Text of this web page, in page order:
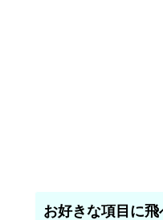
お好きな項目に飛